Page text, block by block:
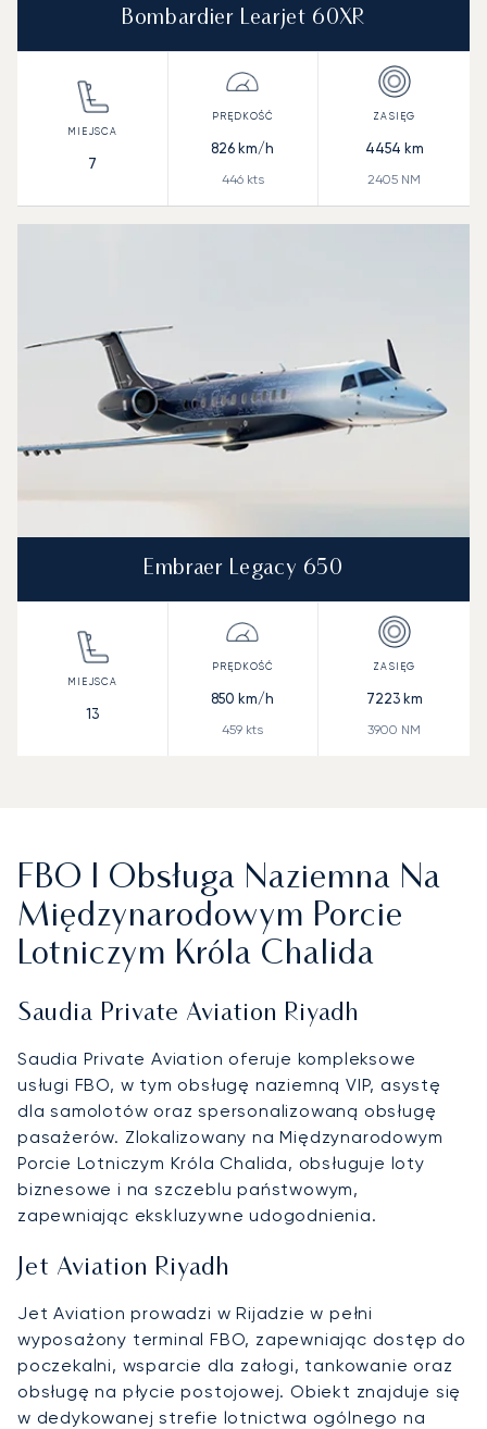
Bombardier Learjet 60XR
7
826 km/h
446kts
4454 km
2405 NM
Embraer Legacy 650
13
850 km/h
459 kts
7223km
3900 NM
FBO I Obsługa Naziemna Na
Międzynarodowym Porcie
Lotniczym Króla Chalida
Saudia Private Aviation Riyadh
Saudia Private Aviation oferuje kompleksowe
usługi FBO, w tym obsługę naziemną VIP, asystę
dla samolotów oraz spersonalizowaną obsługę
pasażerów. Zlokalizowany na Międzynarodowym
Porcie Lotniczym Króla Chalida, obsługuje loty
biznesowe i na szczeblu państwowym,
zapewniając ekskluzywne udogodnienia.
Jet Aviation Riyadh
Jet Aviation prowadzi w Rijadzie w pełni
wyposażony terminal FBO, zapewniając dostęp do
poczekalni, wsparcie dla załogi, tankowanie oraz
obsługę na płycie postojowej. Obiekt znajduje się
w dedykowanej strefie lotnictwa ogólnego na